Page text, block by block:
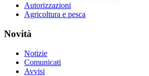
Autorizzazioni
Agricoltura e pesca
Novità
Notizie
Comunicati
Avvisi